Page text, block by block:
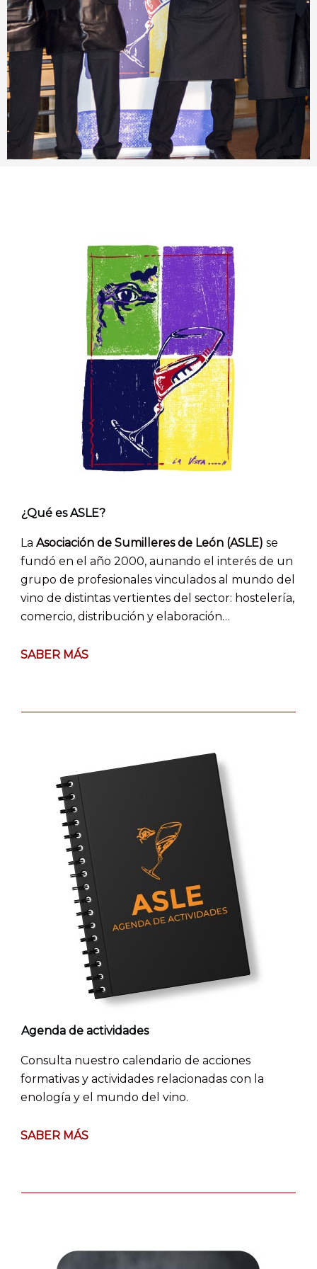
¿Qué es ASLE?
La Asociación de Sumilleres de León (ASLE) se
fundó en el año 2000, aunando el interés de un
grupo de profesionales vinculados al mundo del
vino de distintas vertientes del sector: hostelería,
comercio, distribución y elaboración…
SABER MÁS
Agenda de actividades
Consulta nuestro calendario de acciones
formativas y actividades relacionadas con la
enología y el mundo del vino.
SABER MÁS